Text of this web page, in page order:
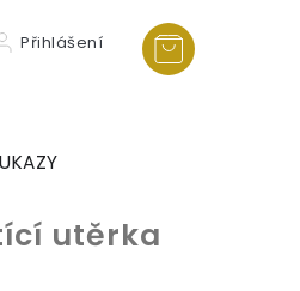
Přihlášení
utěrka